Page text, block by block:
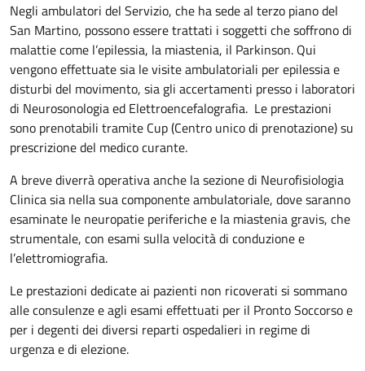
Negli ambulatori del Servizio, che ha sede al terzo piano del
San Martino, possono essere trattati i soggetti che soffrono di
malattie come l’epilessia, la miastenia, il Parkinson. Qui
vengono effettuate sia le visite ambulatoriali per epilessia e
disturbi del movimento, sia gli accertamenti presso i laboratori
di Neurosonologia ed Elettroencefalografia. Le prestazioni
sono prenotabili tramite Cup (Centro unico di prenotazione) su
prescrizione del medico curante.
A breve diverrà operativa anche la sezione di Neurofisiologia
Clinica sia nella sua componente ambulatoriale, dove saranno
esaminate le neuropatie periferiche e la miastenia gravis, che
strumentale, con esami sulla velocità di conduzione e
l’elettromiografia.
Le prestazioni dedicate ai pazienti non ricoverati si sommano
alle consulenze e agli esami effettuati per il Pronto Soccorso e
per i degenti dei diversi reparti ospedalieri in regime di
urgenza e di elezione.